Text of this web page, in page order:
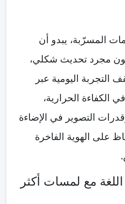
المسرّبة، يبدو أن
مجرد تحديث شكلي،
التجربة اليومية عبر
الحرارية،
التصوير في الإضاءة
على الهوية الفاخرة
مع لمسات أكثر